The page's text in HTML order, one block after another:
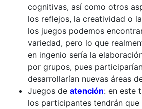
cognitivas, así como otros
los reflejos, la creatividad o
los juegos podemos
variedad, pero lo que
en ingenio sería la
por grupos, pues
desarrollarían nuevas áreas
Juegos de atención: en este
los participantes tendrán